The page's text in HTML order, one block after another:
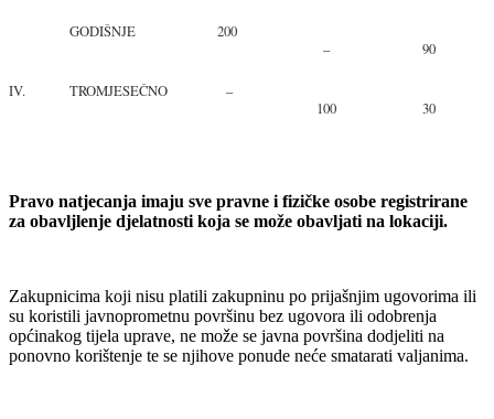
GODIŠNJE
200
–
90
IV. TROMJESEČNO
–
100
30
Pravo natjecanja imaju sve pravne i fizičke osobe registrirane
za obavljlenje djelatnosti koja se može obavljati na lokaciji.
Zakupnicima koji nisu platili zakupninu po prijašnjim ugovorima ili
su koristili javnoprometnu površinu bez ugovora ili odobrenja
općinakog tijela uprave, ne može se javna površina dodjeliti na
ponovno korištenje te se njihove ponude neće smatarati valjanima.